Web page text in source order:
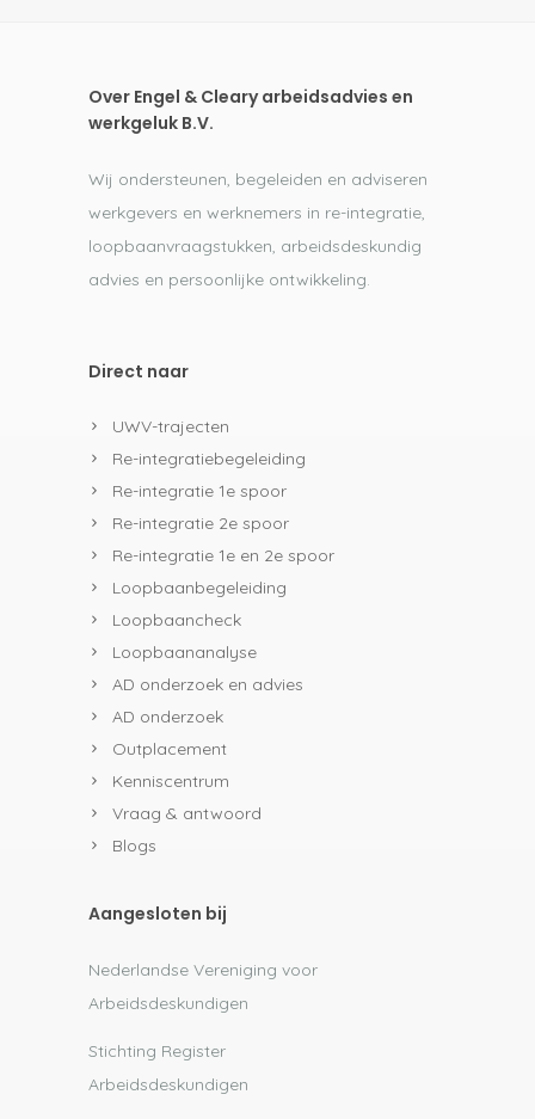
Over Engel & Cleary arbeidsadvies en
werkgeluk B.V.
Wij ondersteunen, begeleiden en adviseren
werkgevers en werknemers in re-integratie,
loopbaanvraagstukken, arbeidsdeskundig
advies en persoonlijke ontwikkeling.
Direct naar
UWV-trajecten
Re-integratiebegeleiding
Re-integratie 1e spoor
Re-integratie 2e spoor
Re-integratie 1e en 2e spoor
Loopbaanbegeleiding
Loopbaancheck
Loopbaananalyse
AD onderzoek en advies
AD onderzoek
Outplacement
Kenniscentrum
Vraag & antwoord
Blogs
Aangesloten bij
Nederlandse Vereniging voor
Arbeidsdeskundigen
Stichting Register
Arbeidsdeskundigen